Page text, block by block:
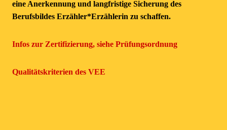
eine Anerkennung und langfristige Sicherung des
Berufsbildes Erzähler*Erzählerin zu schaffen.
Infos zur Zertifizierung, siehe Prüfungsordnung
Qualitätskriterien des VEE